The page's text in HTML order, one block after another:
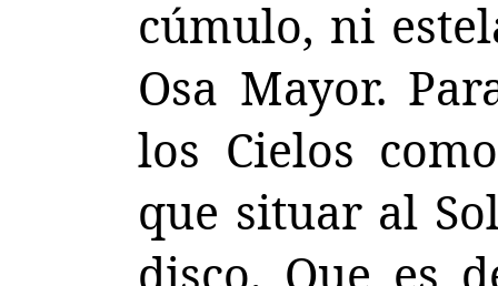
cúmulo, ni
Osa Mayor.
los Cielos
que situar al